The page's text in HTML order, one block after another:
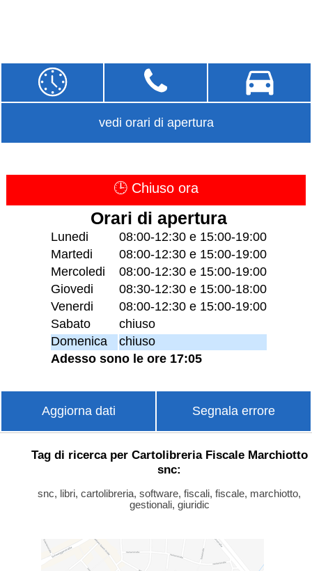
vedi orari di apertura
🕒 Chiuso ora
Orari di apertura
Lunedi
08:00-12:30 e 15:00-19:00
Martedi
08:00-12:30 e 15:00-19:00
Mercoledi
08:00-12:30 e 15:00-19:00
Giovedi
08:30-12:30 e 15:00-18:00
Venerdi
08:00-12:30 e 15:00-19:00
Sabato
chiuso
Domenica
chiuso
Adesso sono le ore 17:05
Aggiorna dati Segnala errore
Tag di ricerca per Cartolibreria Fiscale Marchiotto
snc:
snc, libri, cartolibreria, software, fiscali, fiscale, marchiotto,
gestionali, giuridic